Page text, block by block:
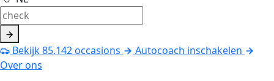
Bekijk85.142occasions
Autocoach inschakelen
Over ons